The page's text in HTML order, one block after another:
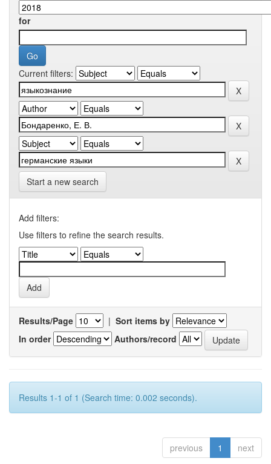
for
Current filters:
Start a new search
Add filters:
Use filters to refine the search results.
Results/Page | Sort items by
In order
Authors/record
Results 1-1 of 1 (Search time: 0.002 seconds).
previous 1 next